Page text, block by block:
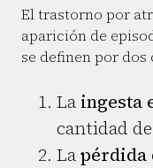
El trastorno por
aparición de
se definen por
Laingesta
cantidad
Lapérdida